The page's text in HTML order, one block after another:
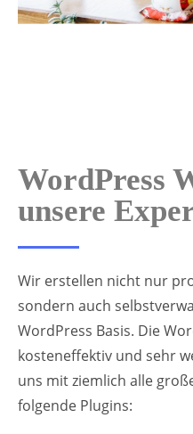
WordPress
unsere
Wir erstellen nicht nur
sondern auch
WordPress Basis. Die
kosteneffektiv und sehr
uns mit ziemlich alle
folgende Plugins: